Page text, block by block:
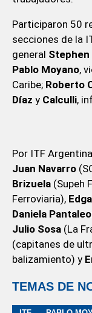
Participaron 50
secciones de la
general
Pablo Moyano,
Caribe; Roberto
Díaz y Calculli,
Por ITF
Juan Navarro
Brizuela(Supeh
Ferroviaria),
Daniela
Julio Sosa (La
(capitanes de
balizamiento) y
TEMAS DE